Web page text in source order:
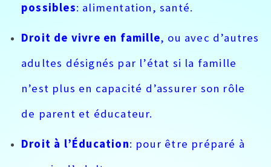
possibles: alimentation, santé.
Droit de vivre en famille, ou avec d’autres
adultes désignés par l’état si la famille
n’est plus en capacité d’assurer son rôle
de parent et éducateur.
Droit à l’Éducation: pour être préparé à